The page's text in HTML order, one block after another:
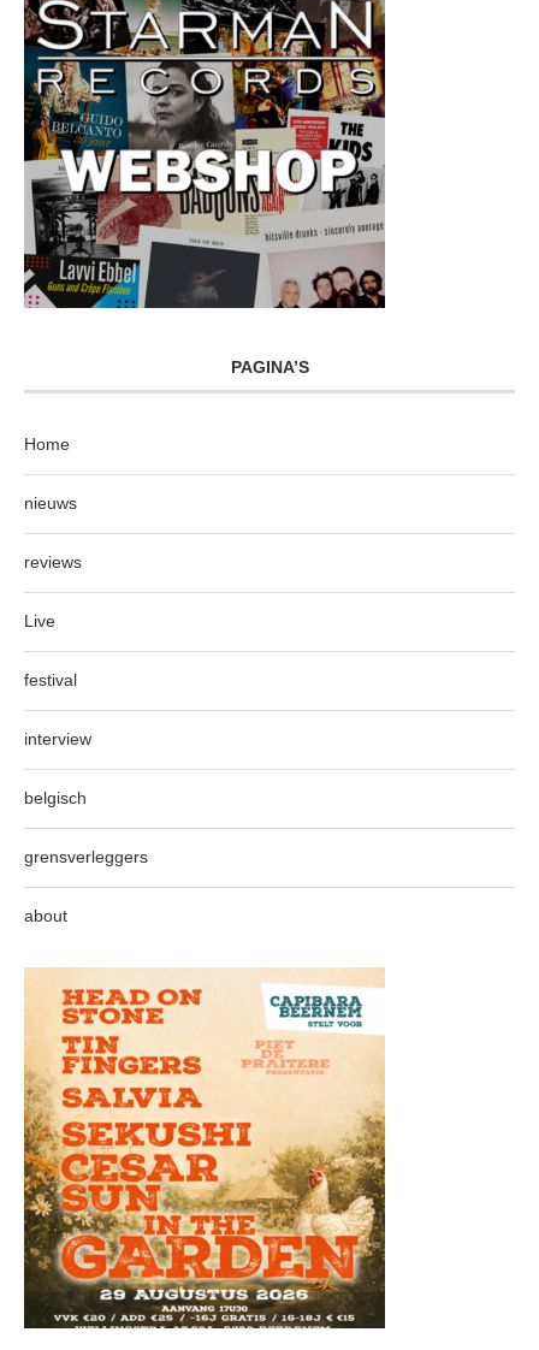
PAGINA’S
Home
nieuws
reviews
Live
festival
interview
belgisch
grensverleggers
about